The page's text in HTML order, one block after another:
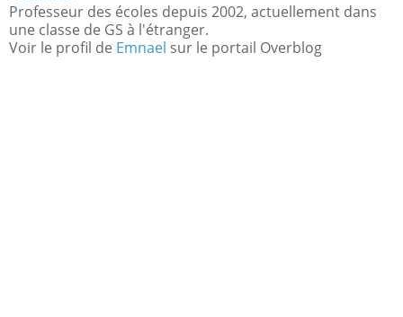
Professeur des écoles depuis 2002, actuellement dans
une classe de GS à l'étranger.
Voir le profil de Emnael sur le portail Overblog